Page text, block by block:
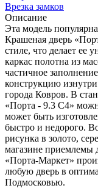
Врезка замков
Описание
Эта модель
Крашеная дверь
стиле, что делает ее
каркас полотна из
частичное
конструкцию
города Ковров. В
«Порта - 9.3 С4»
может быть
быстро и недорого.
рисунка в золото,
магазине приемлемы
«Порта-Маркет»
любую дверь в
Подмосковью.